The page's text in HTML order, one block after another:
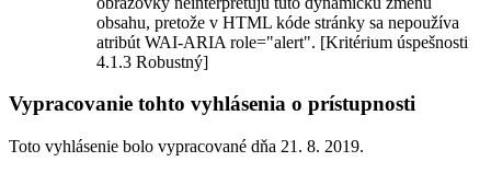
obsahu, pretože v HTML kóde stránky sa nepoužíva
atribút WAI-ARIA role="alert". [Kritérium úspešnosti
4.1.3 Robustný]
Vypracovanie tohto vyhlásenia o prístupnosti
Toto vyhlásenie bolo vypracované dňa 21. 8. 2019.